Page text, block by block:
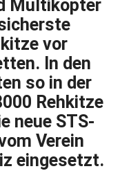
Multikopter
vor
In den
so in der
Rehkitze
neue STS-
Verein
eingesetzt.